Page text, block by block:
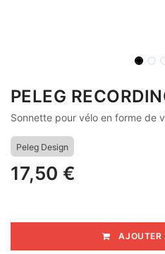
PELEG
Sonnette pour vélo en forme de
Peleg Design
17,50 €
AJOUTER